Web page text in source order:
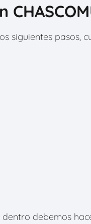
siguientes pasos,
dentro debemos